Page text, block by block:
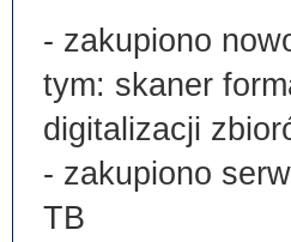
- zakupiono
tym: skaner
digitalizacji
- zakupiono
TB